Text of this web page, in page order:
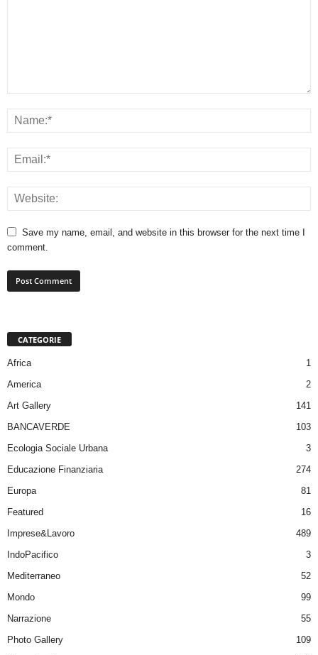
Save my name, email, and website in this browser for the next time I
comment.
CATEGORIE
Africa
1
America
2
Art Gallery
141
BANCAVERDE
103
Ecologia Sociale Urbana
3
Educazione Finanziaria
274
Europa
81
Featured
16
Imprese&Lavoro
489
IndoPacifico
3
Mediterraneo
52
Mondo
99
Narrazione
55
Photo Gallery
109